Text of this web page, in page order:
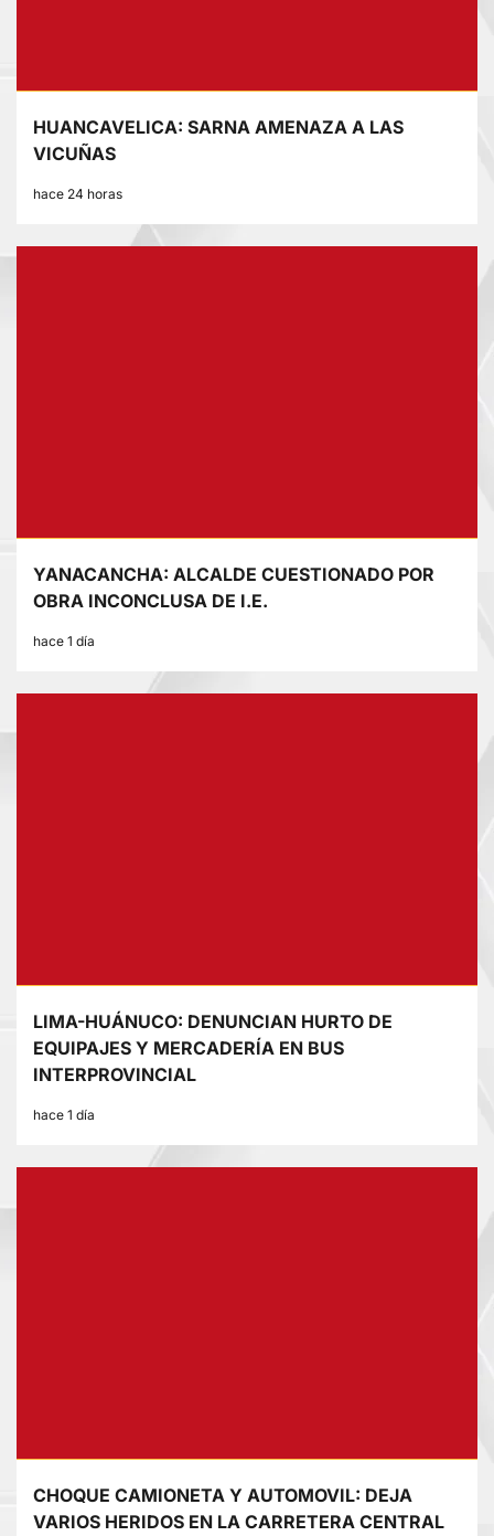
HUANCAVELICA: SARNA AMENAZA A LAS
VICUÑAS
hace 24 horas
YANACANCHA: ALCALDE CUESTIONADO POR
OBRA INCONCLUSA DE I.E.
hace 1 día
LIMA-HUÁNUCO: DENUNCIAN HURTO DE
EQUIPAJES Y MERCADERÍA EN BUS
INTERPROVINCIAL
hace 1 día
CHOQUE CAMIONETA Y AUTOMOVIL: DEJA
VARIOS HERIDOS EN LA CARRETERA CENTRAL